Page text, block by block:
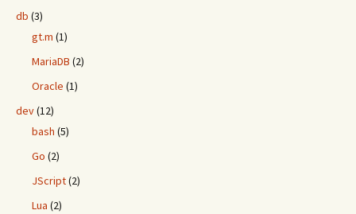
db (3)
gt.m (1)
MariaDB (2)
Oracle (1)
dev(12)
bash (5)
Go (2)
JScript(2)
Lua (2)